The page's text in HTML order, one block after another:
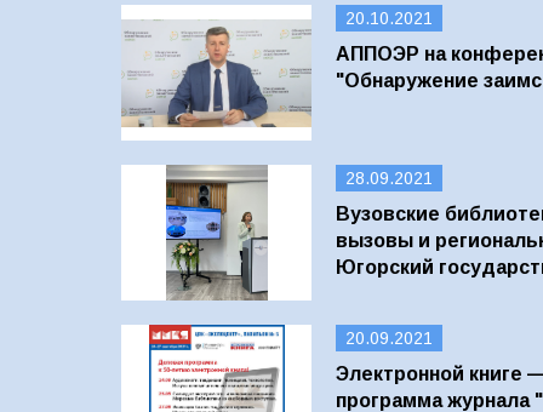
20.10.2021
АППОЭР на
"Обнаружение
28.09.2021
Вузовские
вызовы и
Югорский
20.09.2021
Электронной книге
программа журнала